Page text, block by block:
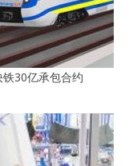
30亿承包合约